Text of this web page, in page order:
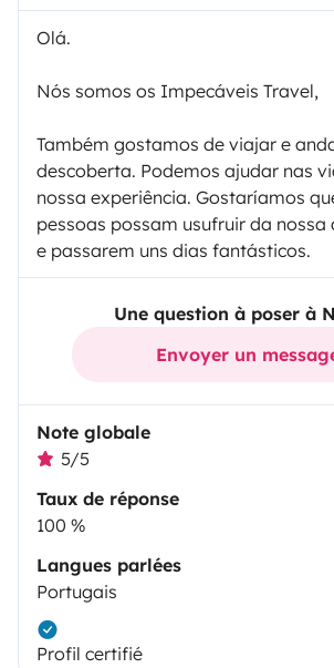
Olá.
Nós somos os Impecáveis Travel,
Também gostamos de viajar e
descoberta. Podemos ajudar nas
nossa experiência. Gostaríamos
pessoas possam usufruir da
e passarem uns dias fantásticos.
Une question à poser à
Envoyer un
Note globale
5/5
Taux de réponse
100 %
Langues parlées
Portugais
Profil certifié